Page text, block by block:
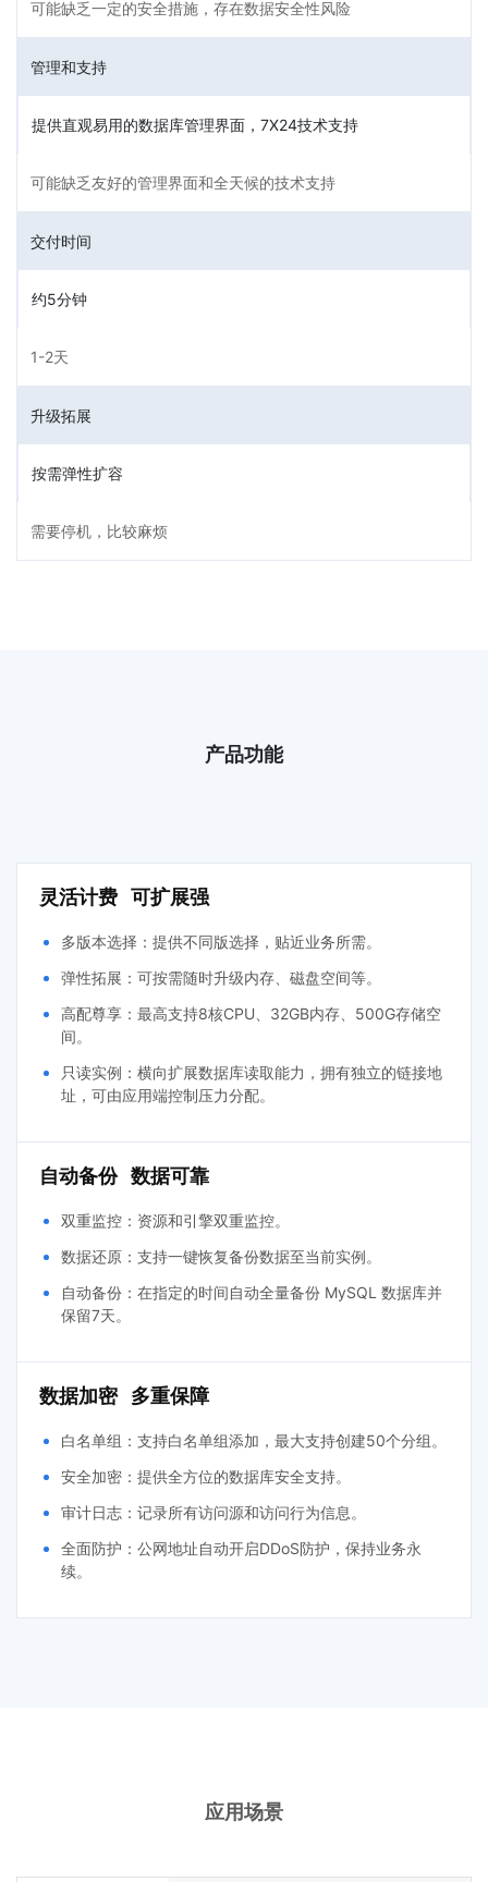
可能缺乏一定的安全措施，存在数据安全性风险
管理和支持
提供直观易用的数据库管理界面，7X24技术支持
可能缺乏友好的管理界面和全天候的技术支持
交付时间
约5分钟
1-2天
升级拓展
按需弹性扩容
需要停机，比较麻烦
产品功能
灵活计费 可扩展强
多版本选择：提供不同版选择，贴近业务所需。
弹性拓展：可按需随时升级内存、磁盘空间等。
高配尊享：最高支持8核CPU、32GB内存、500G存储空
间。
只读实例：横向扩展数据库读取能力，拥有独立的链接地
址，可由应用端控制压力分配。
自动备份 数据可靠
双重监控：资源和引擎双重监控。
数据还原：支持一键恢复备份数据至当前实例。
自动备份：在指定的时间自动全量备份 MySQL 数据库并
保留7天。
数据加密 多重保障
白名单组：支持白名单组添加，最大支持创建50个分组。
安全加密：提供全方位的数据库安全支持。
审计日志：记录所有访问源和访问行为信息。
全面防护：公网地址自动开启DDoS防护，保持业务永
续。
应用场景